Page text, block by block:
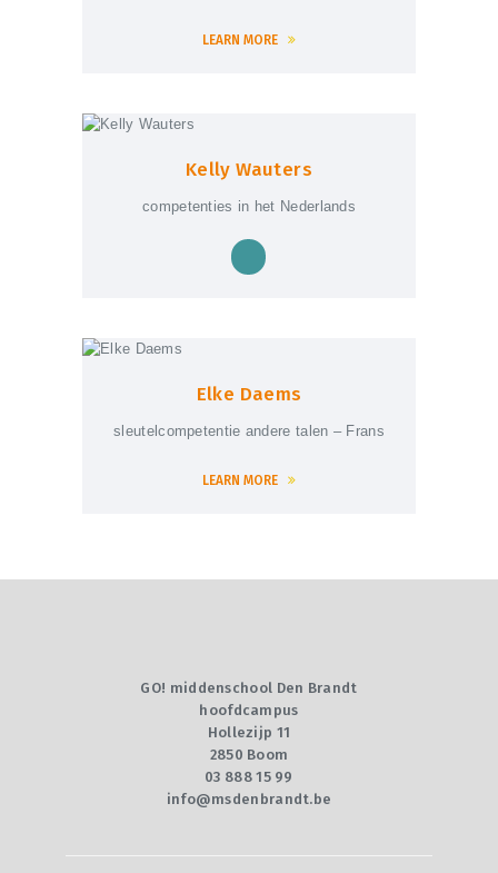
LEARN MORE
Kelly Wauters
competenties in het Nederlands
Elke Daems
sleutelcompetentie andere talen – Frans
LEARN MORE
GO! middenschool Den Brandt
hoofdcampus
Hollezijp 11
2850 Boom
03 888 15 99
info@msdenbrandt.be